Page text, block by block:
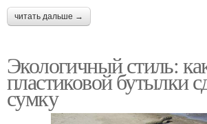
читать дальше →
Экологичный стиль:
пластиковой бутылки
сумку